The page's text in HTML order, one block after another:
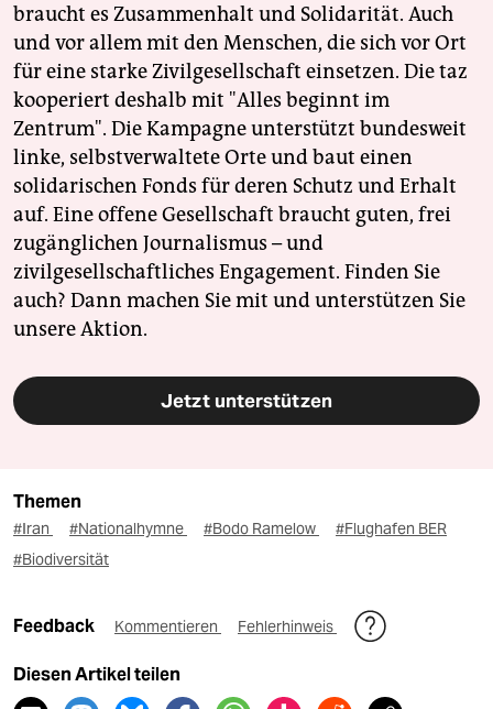
braucht es Zusammenhalt und Solidarität. Auch
und vor allem mit den Menschen, die sich vor Ort
für eine starke Zivilgesellschaft einsetzen. Die taz
kooperiert deshalb mit "Alles beginnt im
Zentrum". Die Kampagne unterstützt bundesweit
linke, selbstverwaltete Orte und baut einen
solidarischen Fonds für deren Schutz und Erhalt
auf. Eine offene Gesellschaft braucht guten, frei
zugänglichen Journalismus – und
zivilgesellschaftliches Engagement. Finden Sie
auch? Dann machen Sie mit und unterstützen Sie
unsere Aktion.
Jetzt unterstützen
Themen
#Iran #Nationalhymne #Bodo Ramelow
#Flughafen BER
#Biodiversität
Feedback Kommentieren Fehlerhinweis
Diesen Artikel teilen